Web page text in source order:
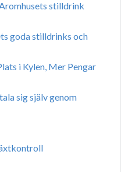
stilldrink
goda stilldrinks och
i Kylen, Mer Pengar
sig själv genom